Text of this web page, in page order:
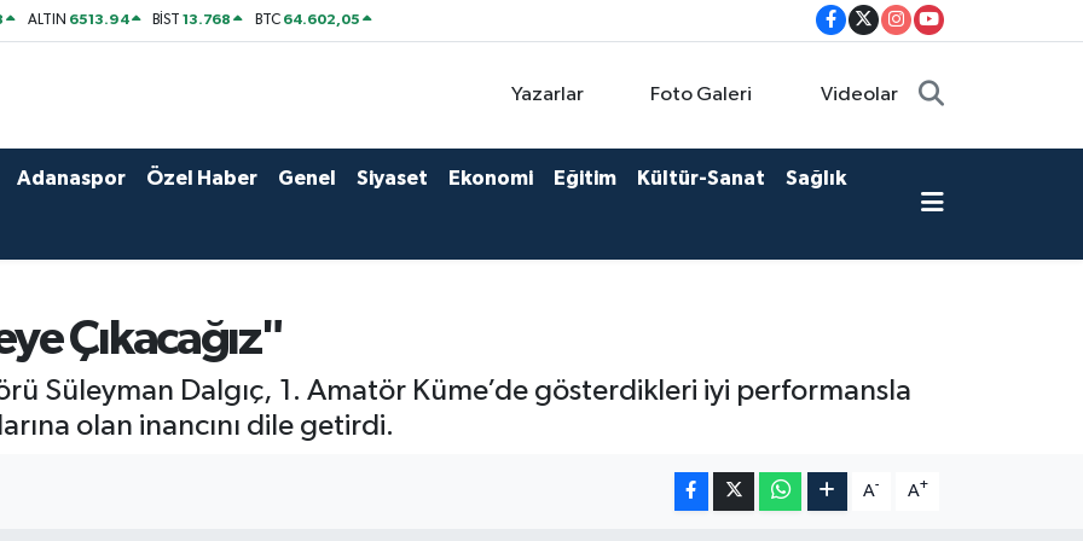
ALTIN 6513.94 BİST13.768 BTC 64.602,05
Yazarlar Foto Galeri Videolar
Adanaspor Özel Haber Genel Siyaset Ekonomi Eğitim Kültür-Sanat Sağlık
Çıkacağız"
Süleyman Dalgıç, 1. Amatör Küme’de gösterdikleri iyi performansla
olan inancını dile getirdi.
A- A+